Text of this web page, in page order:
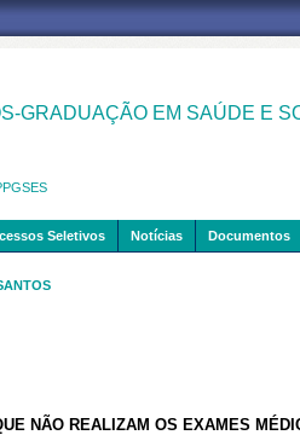
GRADUAÇÃO EM SAÚDE E
Seletivos Notícias Documentos
NÃO REALIZAM OS EXAMES